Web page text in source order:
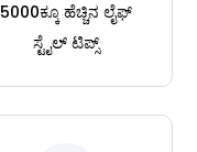
5000ಕ್ಕೂ ಹೆಚ್ಚಿನ ಲೈಫ್
ಸ್ಟೈಲ್ ಟಿಪ್ಸ್